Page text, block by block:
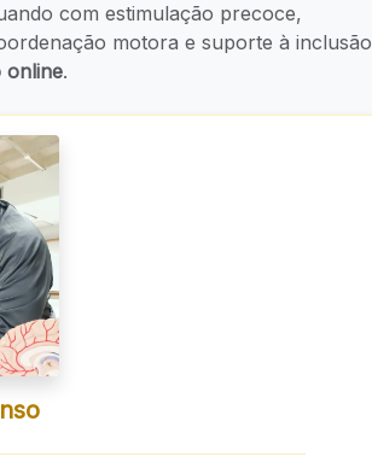
com estimulação precoce,
motora e suporte à inclusão
online.